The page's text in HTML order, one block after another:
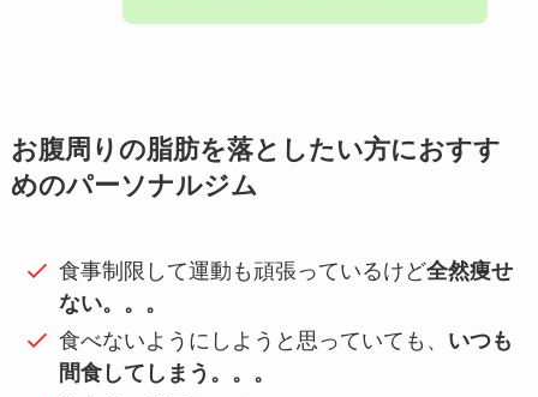
お腹周りの脂肪を落としたい方におすす
めのパーソナルジム
食事制限して運動も頑張っているけど全然痩せ
ない。。。
食べないようにしようと思っていても、 いつも
間食してしまう。。。